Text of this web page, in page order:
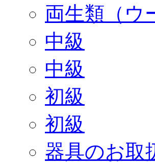
両生類（ウ
中級
中級
初級
初級
器具のお取